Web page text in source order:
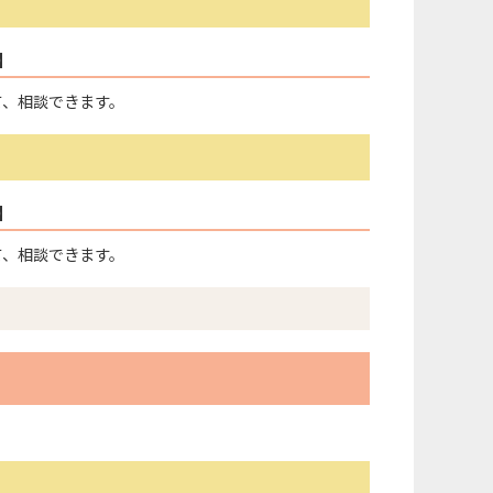
相談できます。
相談できます。